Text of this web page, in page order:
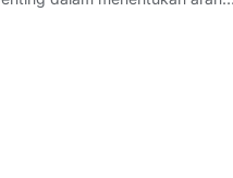
Di tengah dinamika